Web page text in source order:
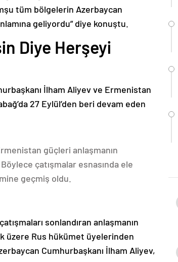
tüm bölgelerin Azerbaycan
geliyordu” diye konuştu.
Diye Herşeyi
İlham Aliyev ve Ermenistan
27 Eylül’den beri devam eden
güçleri anlaşmanın
çatışmalar esnasında ele
geçmiş oldu.
sonlandıran anlaşmanın
üzere Rus hükümet üyelerinden
Cumhurbaşkanı İlham Aliyev,